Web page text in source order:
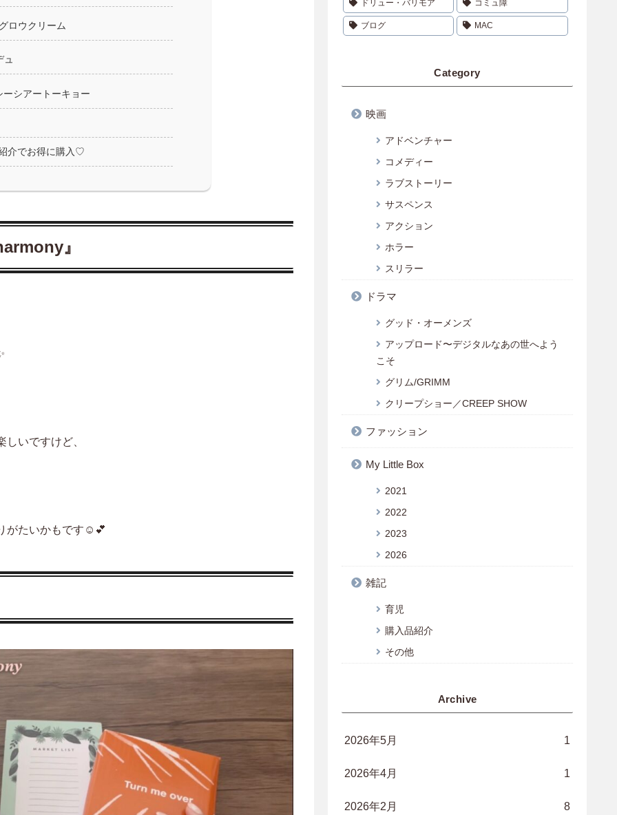
ウクリーム
シアートーキョー
介でお得に購入♡
』
いですけど、
がたいかもです☺️💕
ドリュー・バリモア コミュ障
ブログ MAC
Category
映画
アドベンチャー
コメディー
ラブストーリー
サスペンス
アクション
ホラー
スリラー
ドラマ
グッド・オーメンズ
アップロード〜デジタルなあの世へよう
こそ
グリム/GRIMM
クリープショー／CREEP SHOW
ファッション
My Little Box
2021
2022
2023
2026
雑記
育児
購入品紹介
その他
Archive
2026年5月 1
2026年4月 1
2026年2月 8